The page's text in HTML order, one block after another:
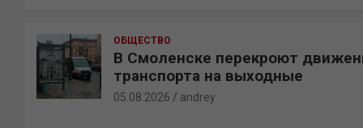
ОБЩЕСТВО
В Смоленске перекроют
транспорта на выходные
05.08.2026 andrey